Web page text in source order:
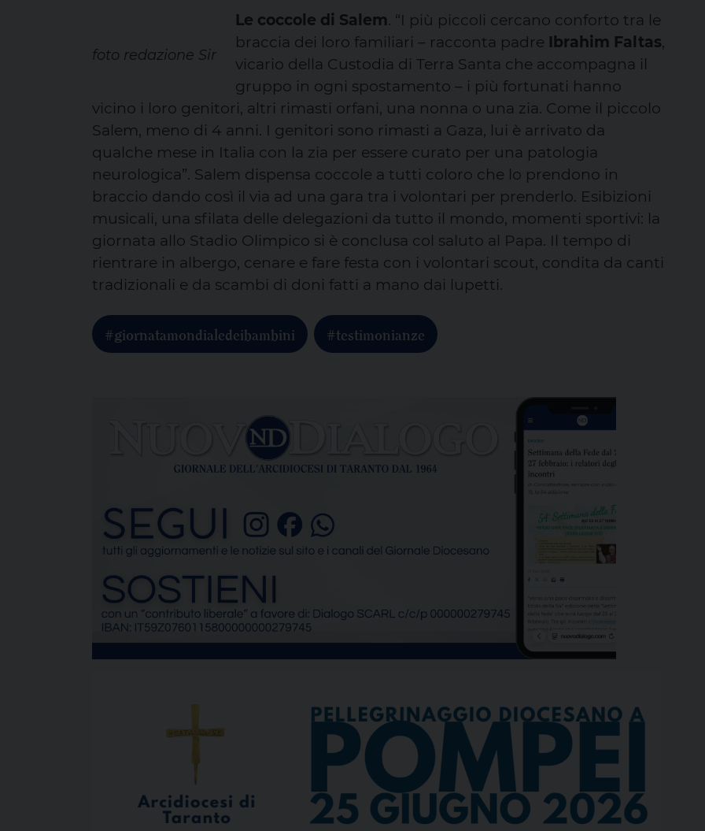
foto redazione Sir
Le coccole di Salem. “I più piccoli cercano conforto tra le
braccia dei loro familiari – racconta padre Ibrahim Faltas,
vicario della Custodia di Terra Santa che accompagna il
gruppo in ogni spostamento – i più fortunati hanno
vicino i loro genitori, altri rimasti orfani, una nonna o una zia. Come il piccolo
Salem, meno di 4 anni. I genitori sono rimasti a Gaza, lui è arrivato da
qualche mese in Italia con la zia per essere curato per una patologia
neurologica”. Salem dispensa coccole a tutti coloro che lo prendono in
braccio dando così il via ad una gara tra i volontari per prenderlo. Esibizioni
musicali, una sfilata delle delegazioni da tutto il mondo, momenti sportivi: la
giornata allo Stadio Olimpico si è conclusa col saluto al Papa. Il tempo di
rientrare in albergo, cenare e fare festa con i volontari scout, condita da canti
tradizionali e da scambi di doni fatti a mano dai lupetti.
#giornatamondialedeibambini #testimonianze